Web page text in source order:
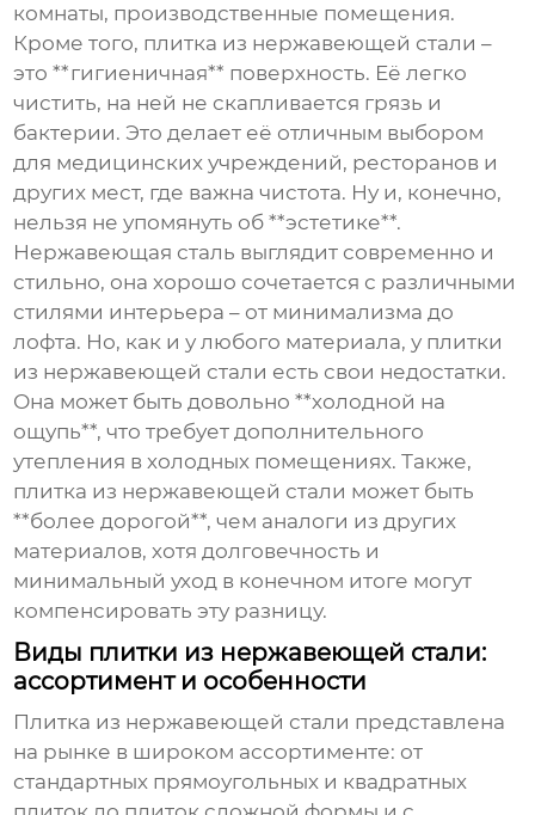
комнаты, производственные помещения.
Кроме того, плитка из нержавеющей стали –
это **гигиеничная** поверхность. Её легко
чистить, на ней не скапливается грязь и
бактерии. Это делает её отличным выбором
для медицинских учреждений, ресторанов и
других мест, где важна чистота. Ну и, конечно,
нельзя не упомянуть об **эстетике**.
Нержавеющая сталь выглядит современно и
стильно, она хорошо сочетается с различными
стилями интерьера – от минимализма до
лофта. Но, как и у любого материала, у плитки
из нержавеющей стали есть свои недостатки.
Она может быть довольно **холодной на
ощупь**, что требует дополнительного
утепления в холодных помещениях. Также,
плитка из нержавеющей стали может быть
**более дорогой**, чем аналоги из других
материалов, хотя долговечность и
минимальный уход в конечном итоге могут
компенсировать эту разницу.
Виды плитки из нержавеющей стали:
ассортимент и особенности
Плитка из нержавеющей стали представлена
на рынке в широком ассортименте: от
стандартных прямоугольных и квадратных